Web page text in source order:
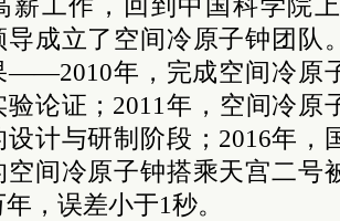
薪工作，回到中国科学院
导成立了空间冷原子钟团队
——2010年，完成空间冷原
论证；2011年，空间冷原
计与研制阶段；2016年，
空间冷原子钟搭乘天宫二号
，误差小于1秒。